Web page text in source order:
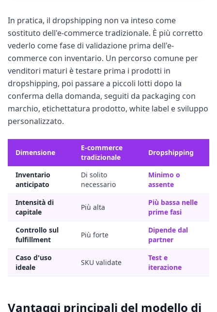
In pratica, il dropshipping non va inteso come
sostituto dell'e-commerce tradizionale. È più corretto
vederlo come fase di validazione prima dell'e-
commerce con inventario. Un percorso comune per
venditori maturi è testare prima i prodotti in
dropshipping, poi passare a piccoli lotti dopo la
conferma della domanda, seguiti da packaging con
marchio, etichettatura prodotto, white label e sviluppo
personalizzato.
Dimensione
E-commerce
tradizionale
Dropshipping
Inventario
anticipato
Di solito
necessario
Minimo o
assente
Intensità di
capitale
Più alta
Più bassa nelle
prime fasi
Controllo sul
fulfillment
Più forte
Dipende dal
partner
Caso d'uso
ideale
SKU validate
Test e
iterazione
Vantaggi principali del modello di